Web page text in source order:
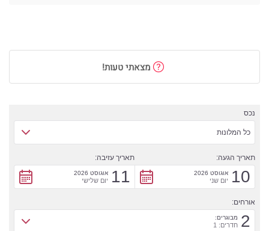
מצאתי טעות!
נכס
כל המלונות
תאריך הגעה:
10 אוגוסט 2026
יום שני
תאריך עזיבה:
11 אוגוסט 2026
יום שלישי
אורחים:
2 מבוגרים:
חדרים: 1